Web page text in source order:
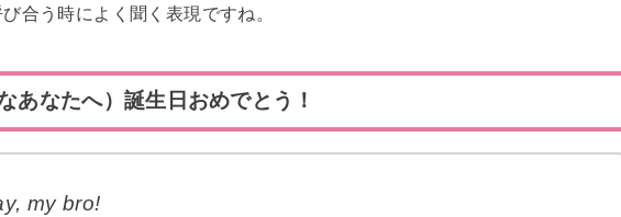
合う時によく聞く表現ですね。
あなたへ）誕生日おめでとう！
my bro!